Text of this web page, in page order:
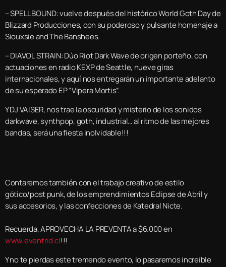
– SPELLBOUND: vuelve después del histórico World Goth Day de
Blizzard Producciones, con su poderoso y pulsante homenaje a
Siouxsie and The Banshees.
– DIAVOL STRAIN: Dúo Riot Dark Wave de origen porteño, con
actuaciones en radio KEXP de Seattle, nueve giras
internacionales, y aquí nos entregarán un importante adelanto
de su esperado EP “Vipera Mortis”.
Y DJ VAISER, nos trae la oscuridad y misterio de los sonidos
darkwave, synthpop, goth, industrial… al ritmo de las mejores
bandas, será una fiesta inolvidable!!!
Contaremos también con el trabajo creativo de estilo
gótico/post punk, de los emprendimientos Eclipse de Abril y
sus accesorios, y las confecciones de Katedral Nicte.
Recuerda, APROVECHA LA PREVENTA a $6.000 en
www.eventrid.cl!!!
Y no te pierdas este tremendo evento, lo pasaremos increíble